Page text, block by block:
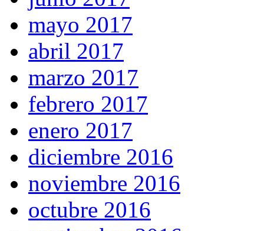
mayo 2017
abril 2017
marzo 2017
febrero 2017
enero 2017
diciembre 2016
noviembre 2016
octubre 2016